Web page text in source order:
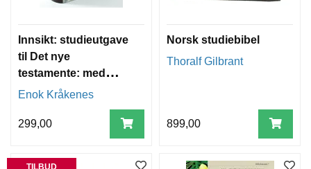
Innsikt: studieutgave
til Det nye
testamente: med
nøkler til ordene i
Bibel NB 88/07 og
Gresk-norsk leksikon
Enok Kråkenes
299,00
Norsk studiebibel
Thoralf Gilbrant
899,00
TILBUD